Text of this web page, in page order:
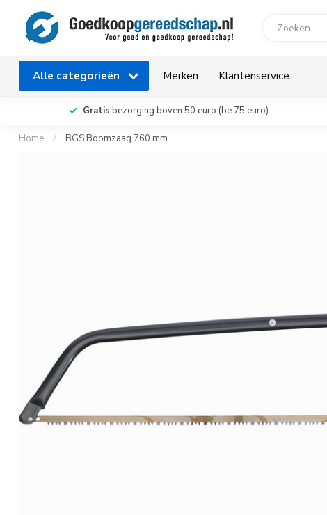
Alle categorieën Merken Klantenservice
Gratis bezorging boven 50 euro (be 75 euro)
Home / BGS Boomzaag 760 mm